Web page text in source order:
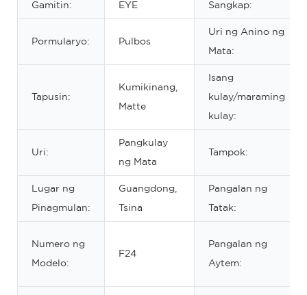
Gamitin: EYE Sangkap:
Pormularyo: Pulbos
Uri ng Anino ng
Mata:
Tapusin:
Kumikinang,
Matte
Isang
kulay/maraming
kulay:
Uri:
Pangkulay
ng Mata
Tampok:
Lugar ng
Pinagmulan:
Guangdong,
Tsina
Pangalan ng
Tatak:
Numero ng
Modelo:
F24
Pangalan ng
Aytem: